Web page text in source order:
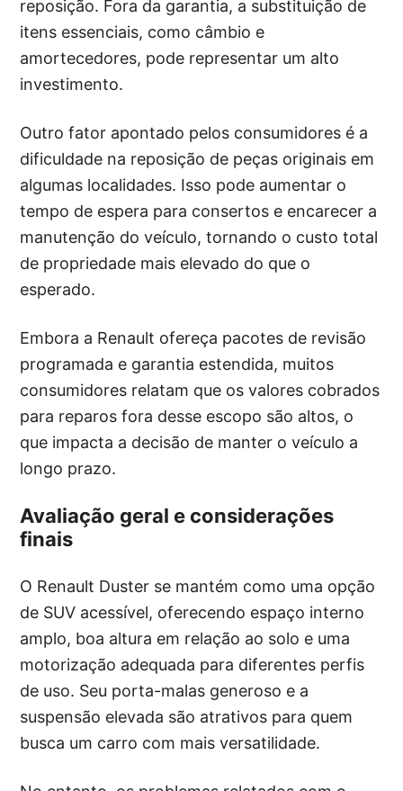
reposição. Fora da garantia, a substituição de
itens essenciais, como câmbio e
amortecedores, pode representar um alto
investimento.
Outro fator apontado pelos consumidores é a
dificuldade na reposição de peças originais em
algumas localidades. Isso pode aumentar o
tempo de espera para consertos e encarecer a
manutenção do veículo, tornando o custo total
de propriedade mais elevado do que o
esperado.
Embora a Renault ofereça pacotes de revisão
programada e garantia estendida, muitos
consumidores relatam que os valores cobrados
para reparos fora desse escopo são altos, o
que impacta a decisão de manter o veículo a
longo prazo.
Avaliação geral e considerações
finais
O Renault Duster se mantém como uma opção
de SUV acessível, oferecendo espaço interno
amplo, boa altura em relação ao solo e uma
motorização adequada para diferentes perfis
de uso. Seu porta-malas generoso e a
suspensão elevada são atrativos para quem
busca um carro com mais versatilidade.